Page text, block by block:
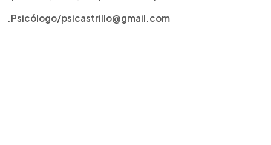
.Psicólogo/psicastrillo@gmail.com